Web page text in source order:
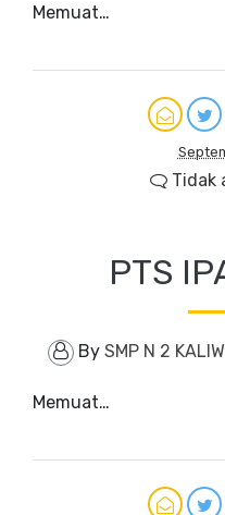
Memuat…
Tidak
PTS
By SMP N 2
Memuat…